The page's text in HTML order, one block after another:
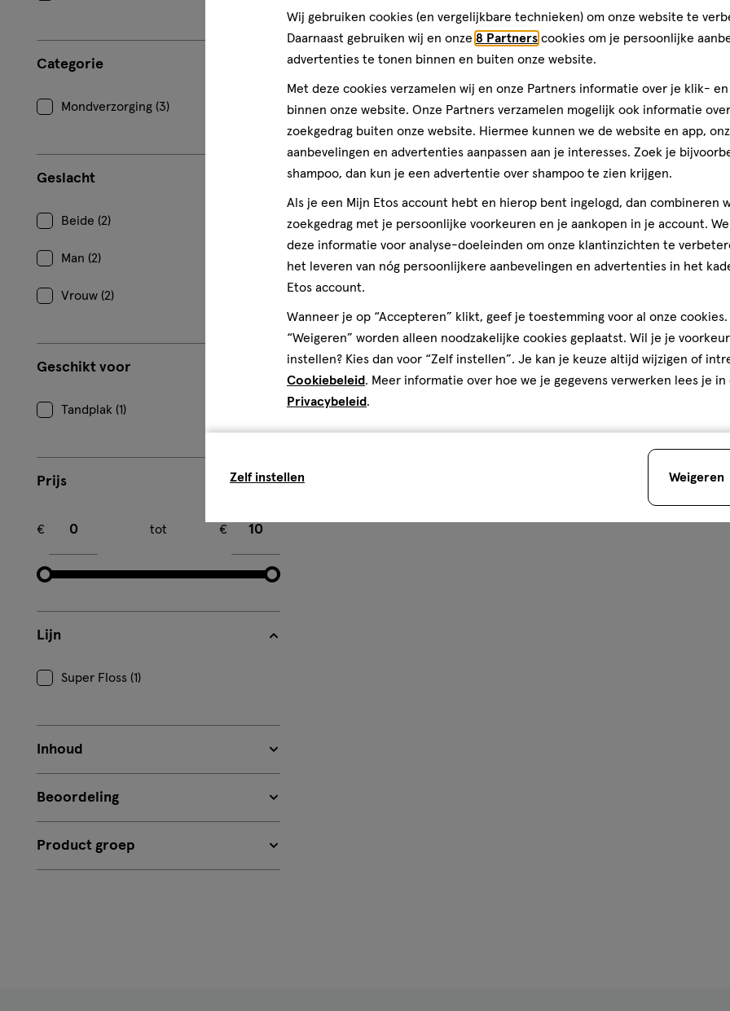
Categorie
Mondverzorging (3)
Geslacht
Beide (2)
Man (2)
Vrouw (2)
Geschikt voor
Tandplak (1)
Prijs
€
tot
€
Lijn
Super Floss (1)
Inhoud
Beoordeling
Product groep
Wij gebruiken cookies (en vergelijkbare technieken) om onze website te
Daarnaast gebruiken wij en onze 8 Partners cookies om je persoonlijke
advertenties te tonen binnen en buiten onze website.
Met deze cookies verzamelen wij en onze Partners informatie over je klik-
binnen onze website. Onze Partners verzamelen mogelijk ook informatie
zoekgedrag buiten onze website. Hiermee kunnen we de website en app,
aanbevelingen en advertenties aanpassen aan je interesses. Zoek je
shampoo, dan kun je een advertentie over shampoo te zien krijgen.
Als je een Mijn Etos account hebt en hierop bent ingelogd, dan combineren
zoekgedrag met je persoonlijke voorkeuren en je aankopen in je account.
deze informatie voor analyse-doeleinden om onze klantinzichten te
het leveren van nóg persoonlijkere aanbevelingen en advertenties in het
Etos account.
Wanneer je op “Accepteren” klikt, geef je toestemming voor al onze cookies.
“Weigeren” worden alleen noodzakelijke cookies geplaatst. Wil je je
instellen? Kies dan voor “Zelf instellen”. Je kan je keuze altijd wijzigen of
Cookiebeleid. Meer informatie over hoe we je gegevens verwerken lees je in
Privacybeleid.
Zelf instellen Weigeren